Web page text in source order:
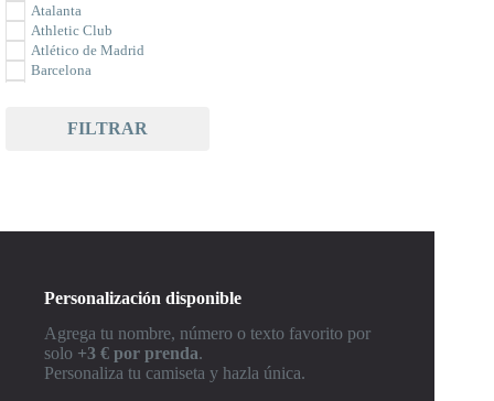
Atalanta
Athletic Club
Atlético de Madrid
Barcelona
Benfica
Brasil
Chelsea
Club América
Colombia
Como
FILTRAR
Personalización disponible
Agrega tu nombre, número o texto favorito por
solo +3 € por prenda.
Personaliza tu camiseta y hazla única.